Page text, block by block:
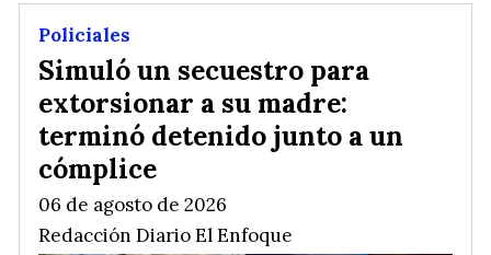
Simuló un secuestro para
extorsionar a su madre:
terminó detenido junto a un
cómplice
Redacción Diario El Enfoque
Policiales
06 de agosto de 2026